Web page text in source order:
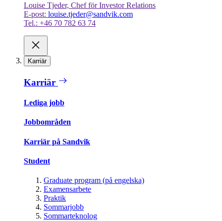
Louise Tjeder, Chef för Investor Relations
E-post: louise.tjeder@sandvik.com
Tel.: +46 70 782 63 74
Karriär
Karriär
Lediga jobb
Jobbområden
Karriär på Sandvik
Student
Graduate program (på engelska)
Examensarbete
Praktik
Sommarjobb
Sommarteknolog